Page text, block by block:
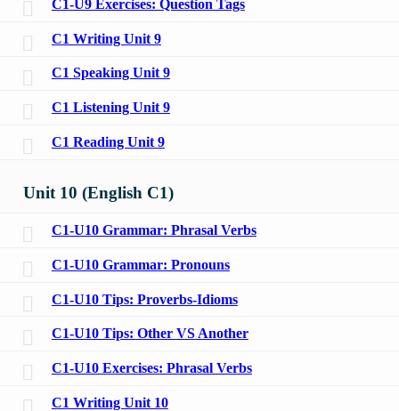
C1-U9 Exercises: Question Tags
C1 Writing Unit 9
C1 Speaking Unit 9
C1 Listening Unit 9
C1 Reading Unit 9
Unit 10 (English C1)
C1-U10 Grammar: Phrasal Verbs
C1-U10 Grammar: Pronouns
C1-U10 Tips: Proverbs-Idioms
C1-U10 Tips: Other VS Another
C1-U10 Exercises: Phrasal Verbs
C1 Writing Unit 10